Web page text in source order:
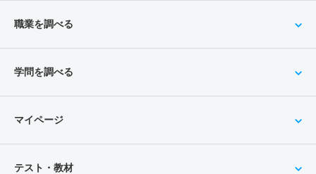
職業を調べる
学問を調べる
マイページ
テスト・教材